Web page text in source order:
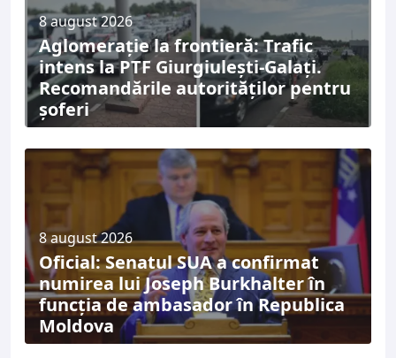
8 august 2026
Aglomerație la frontieră: Trafic
intens la PTF Giurgiulești-Galați.
Recomandările autorităților pentru
șoferi
8 august 2026
Oficial: Senatul SUA a confirmat
numirea lui Joseph Burkhalter în
funcția de ambasador în Republica
Moldova